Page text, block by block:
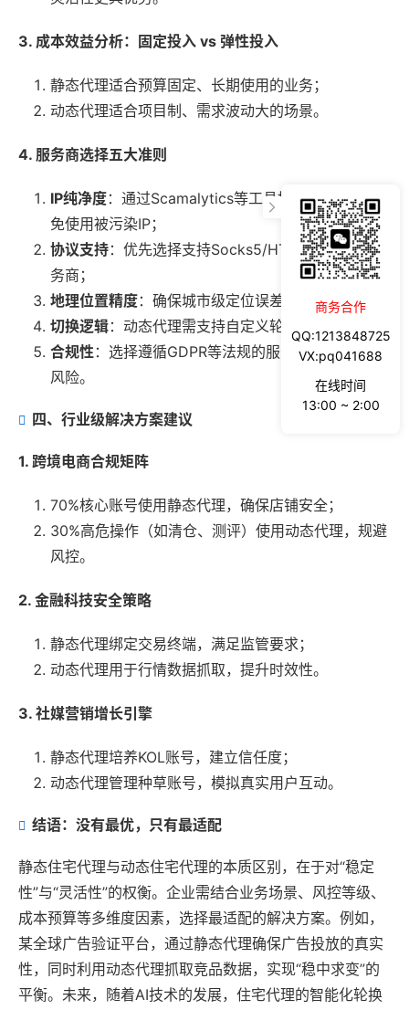
3. 成本效益分析：固定投入 vs 弹性投入
静态代理适合预算固定、长期使用的业务；
动态代理适合项目制、需求波动大的场景。
4. 服务商选择五大准则
IP纯净度：通过Scamalytics等工具检测IP历史，避
免使用被污染IP；
协议支持：优先选择支持Socks5/HTTPS双协议的服
务商；
地理位置精度：确保城市级定位误差小于3公里；
切换逻辑：动态代理需支持自定义轮换策略；
合规性：选择遵循GDPR等法规的服务商，避免法律
风险。
四、行业级解决方案建议
1. 跨境电商合规矩阵
70%核心账号使用静态代理，确保店铺安全；
30%高危操作（如清仓、测评）使用动态代理，规避
风控。
2. 金融科技安全策略
静态代理绑定交易终端，满足监管要求；
动态代理用于行情数据抓取，提升时效性。
3. 社媒营销增长引擎
静态代理培养KOL账号，建立信任度；
动态代理管理种草账号，模拟真实用户互动。
结语：没有最优，只有最适配
静态住宅代理与动态住宅代理的本质区别，在于对“稳定
性”与“灵活性”的权衡。企业需结合业务场景、风控等级、
成本预算等多维度因素，选择最适配的解决方案。例如，
某全球广告验证平台，通过静态代理确保广告投放的真实
性，同时利用动态代理抓取竞品数据，实现“稳中求变”的
平衡。未来，随着AI技术的发展，住宅代理的智能化轮换
商务合作
QQ:1213848725
VX:pq041688
在线时间
13:00 ~ 2:00